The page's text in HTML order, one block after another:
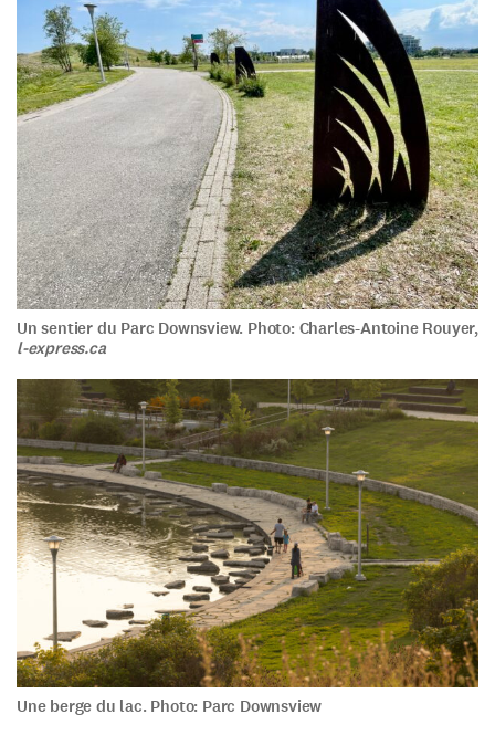
Un sentier du Parc Downsview. Photo: Charles-Antoine Rouyer,
l-express.ca
Une berge du lac. Photo: Parc Downsview